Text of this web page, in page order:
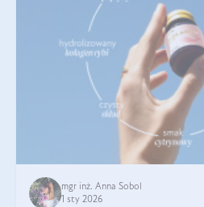
mgr inż. Anna Sobol
1 sty 2026